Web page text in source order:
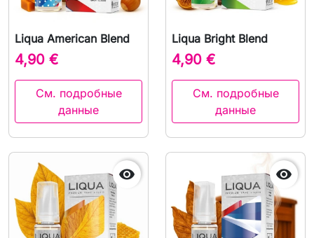
Liqua American Blend
4,90 €
См. подробные
данные
Liqua Bright Blend
4,90 €
См. подробные
данные
 